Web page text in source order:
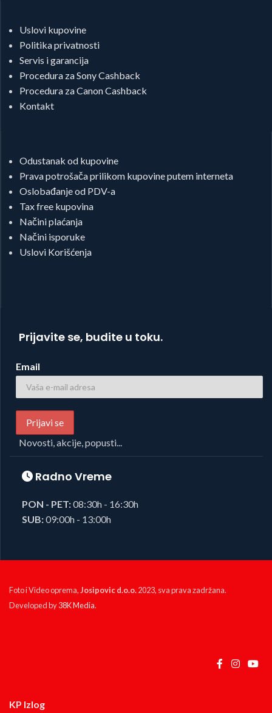
Uslovi kupovine
Politika privatnosti
Servis i garancija
Procedura za Sony Cashback
Procedura za Canon Cashback
Kontakt
Odustanak od kupovine
Prava potrošača prilikom kupovine putem interneta
Oslobađanje od PDV-a
Tax free kupovina
Načini plaćanja
Načini isporuke
Uslovi Korišćenja
Prijavite se, budite u toku.
Email
Novosti, akcije, popusti...
Radno Vreme
PON - PET:08:30h - 16:30h
SUB:09:00h - 13:00h
Foto i Video oprema,Josipovic d.o.o.2023, sva prava zadržana.
Developed by38K Media.
KP Izlog